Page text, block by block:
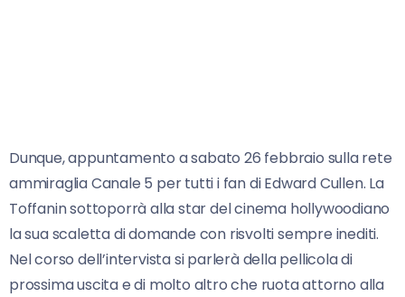
Dunque, appuntamento a sabato 26 febbraio sulla rete
ammiraglia Canale 5 per tutti i fan di Edward Cullen. La
Toffanin sottoporrà alla star del cinema hollywoodiano
la sua scaletta di domande con risvolti sempre inediti.
Nel corso dell’intervista si parlerà della pellicola di
prossima uscita e di molto altro che ruota attorno alla